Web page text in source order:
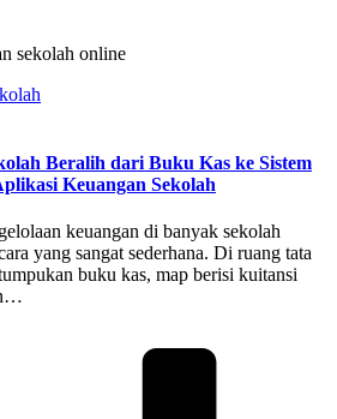
sekolah online
Beralih dari Buku Kas ke Sistem
Keuangan Sekolah
keuangan di banyak sekolah
yang sangat sederhana. Di ruang tata
buku kas, map berisi kuitansi